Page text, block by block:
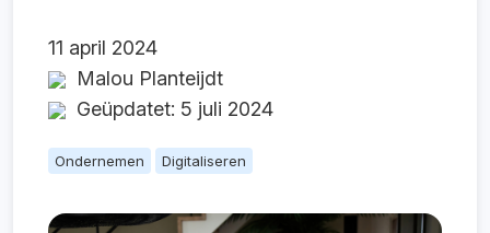
11 april 2024
Malou Planteijdt
Geüpdatet: 5 juli 2024
Ondernemen Digitaliseren